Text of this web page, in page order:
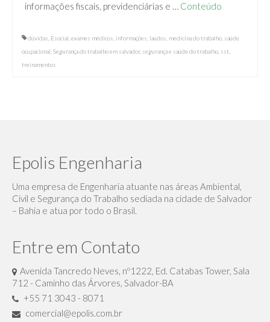
informações fiscais, previdenciárias e … Conteúdo
dúvidas Esocial exames médicos informações laudos medicina do trabalho saúde
ocupacional Segurança do trabalho em salvador, segurança e saúde do trabalho sst
treinamentos
Epolis Engenharia
Uma empresa de Engenharia atuante nas áreas Ambiental,
Civil e Segurança do Trabalho sediada na cidade de Salvador
– Bahia e atua por todo o Brasil.
Entre em Contato
Avenida Tancredo Neves, nº1222, Ed. Catabas Tower, Sala
712 - Caminho das Árvores, Salvador-BA
+55 71 3043 - 8071
comercial@epolis.com.br